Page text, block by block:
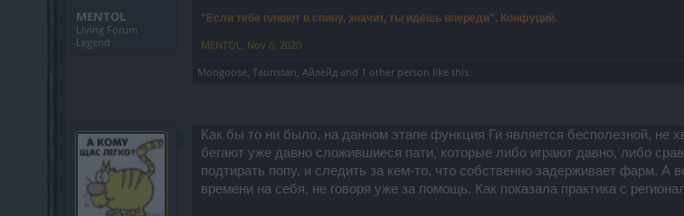
MENTOL
Living Forum
Legend
"Если тебе плюют в спину, значит, ты идёшь впереди". Конфуций.
MENTOL Nov 6, 2020
Mongoose Taurissan Айлейд and 1 other person like this.
Как бы то ни было, на данном этапе функция Ги является бесполезной, не
бегают уже давно сложившиеся пати, которые либо играют давно, либо
подтирать попу, и следить за кем-то, что собственно задерживает фарм. А
времени на себя, не говоря уже за помощь. Как показала практика с